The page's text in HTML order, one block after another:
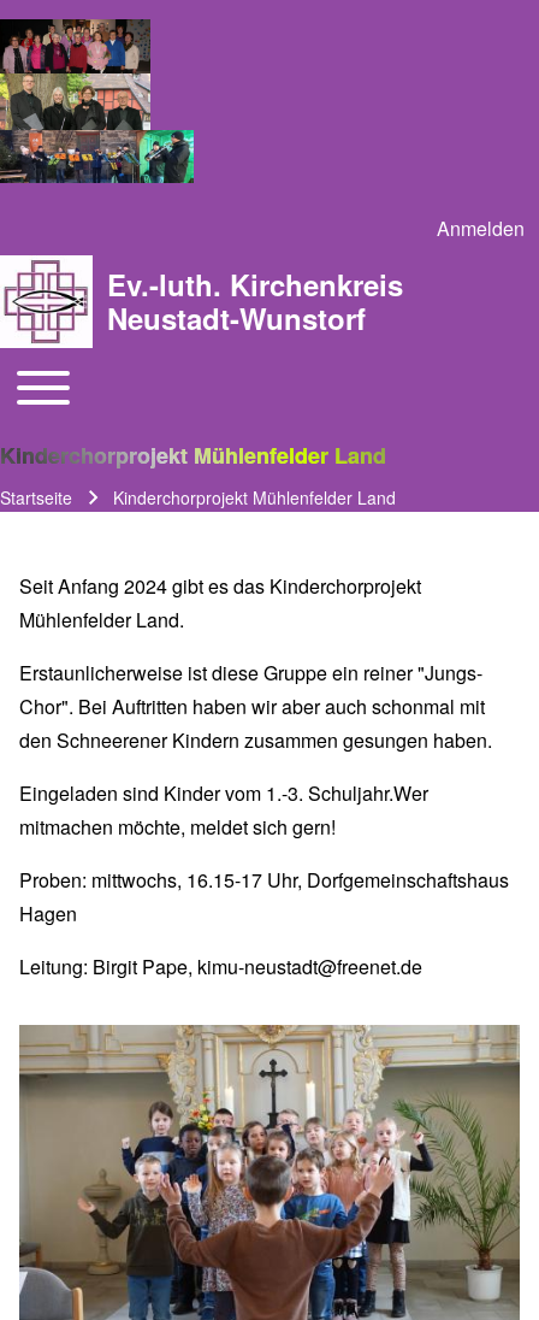
User
Anmelden
Ev.-luth. Kirchenkreis
Neustadt-Wunstorf
Main navigation
Toggle main menu
Kinderchorprojekt Mühlenfelder Land
Pfadnavigation
Startseite Kinderchorprojekt Mühlenfelder Land
Seit Anfang 2024 gibt es das Kinderchorprojekt
Mühlenfelder Land.
Erstaunlicherweise ist diese Gruppe ein reiner "Jungs-
Chor". Bei Auftritten haben wir aber auch schonmal mit
den Schneerener Kindern zusammen gesungen haben.
Eingeladen sind Kinder vom 1.-3. Schuljahr.Wer
mitmachen möchte, meldet sich gern!
Proben: mittwochs, 16.15-17 Uhr, Dorfgemeinschaftshaus
Hagen
Leitung: Birgit Pape, kimu-neustadt@freenet.de